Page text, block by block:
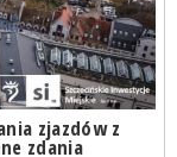
zjazdów z
zdania